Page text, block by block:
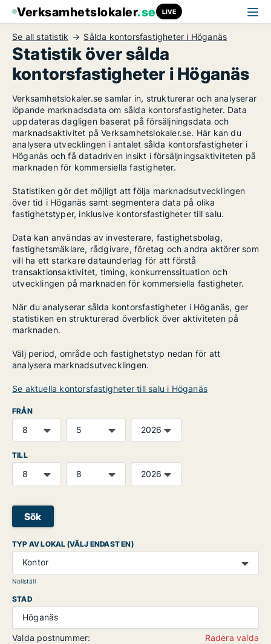
Verksamhetslokaler.se LIVE
Se all statistik Sålda kontorsfastigheter i Höganäs
Statistik över sålda
kontorsfastigheter i Höganäs
Verksamhetslokaler.se samlar in, strukturerar och analyserar
löpande marknadsdata om sålda kontorsfastigheter. Data
uppdateras dagligen baserat på försäljningsdata och
marknadsaktivitet på Verksamhetslokaler.se. Här kan du
analysera utvecklingen i antalet sålda kontorsfastigheter i
Höganäs och få datadriven insikt i försäljningsaktiviteten på
marknaden för kommersiella fastigheter.
Statistiken gör det möjligt att följa marknadsutvecklingen
över tid i Höganäs samt segmentera data på olika
fastighetstyper, inklusive kontorsfastigheter till salu.
Data kan användas av investerare, fastighetsbolag,
fastighetsmäklare, rådgivare, företag och andra aktörer som
vill ha ett starkare dataunderlag för att förstå
transaktionsaktivitet, timing, konkurrenssituation och
utvecklingen på marknaden för kommersiella fastigheter.
När du analyserar sålda kontorsfastigheter i Höganäs, ger
statistiken en strukturerad överblick över aktiviteten på
marknaden.
Välj period, område och fastighetstyp nedan för att
analysera marknadsutvecklingen.
Se aktuella kontorsfastigheter till salu i Höganäs
FRÅN
TILL
Sök
TYP AV LOKAL (VÄLJ ENDAST EN)
Kontor
Nollställ
STAD
Höganäs
Valda postnummer:
Radera valda